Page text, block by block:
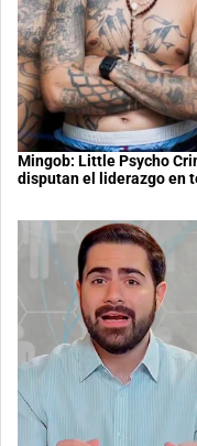
Mingob: Little Psycho
disputan el liderazgo en